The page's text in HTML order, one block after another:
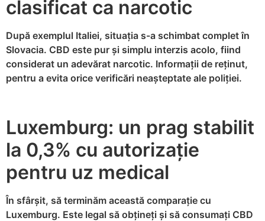
clasificat ca narcotic
După exemplul Italiei, situația s-a schimbat complet în
Slovacia. CBD este pur și simplu interzis acolo, fiind
considerat un adevărat narcotic. Informații de reținut,
pentru a evita orice verificări neașteptate ale poliției.
Luxemburg: un prag stabilit
la 0,3% cu autorizație
pentru uz medical
În sfârșit, să terminăm această comparație cu
Luxemburg. Este legal să obțineți și să consumați CBD